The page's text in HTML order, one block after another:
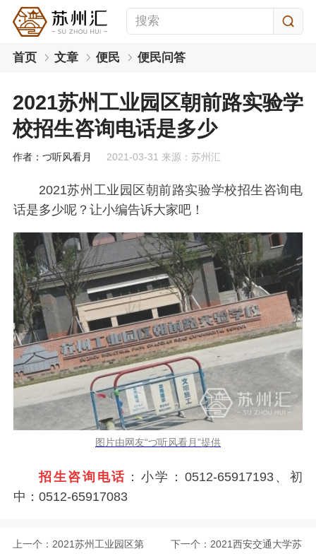
首页 文章 便民 便民问答
2021苏州工业园区朝前路实验学
校招生咨询电话是多少
作者：づ听风看月 2021-03-31 来源：苏州汇
2021苏州工业园区朝前路实验学校招生咨询电
话是多少呢？让小编告诉大家吧！
图片由网友“づ听风看月”提供
招生咨询电话 ：小学：0512-65917193、初
中：0512-65917083
上一个： 2021苏州工业园区第 下一个： 2021西安交通大学苏